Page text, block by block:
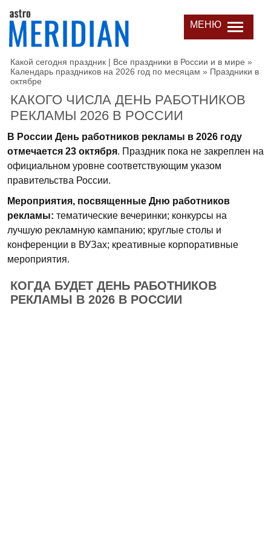
МЕНЮ
Какой сегодня праздник | Все праздники в России и в мире »
Календарь праздников на 2026 год по месяцам » Праздники в
октябре
КАКОГО ЧИСЛА ДЕНЬ РАБОТНИКОВ
РЕКЛАМЫ 2026 В РОССИИ
В России День работников рекламы в 2026 году
отмечается 23 октября. Праздник пока не закреплен на
официальном уровне соответствующим указом
правительства России.
Мероприятия, посвященные Дню работников
рекламы: тематические вечеринки; конкурсы на
лучшую рекламную кампанию; круглые столы и
конференции в ВУЗах; креативные корпоративные
мероприятия.
КОГДА БУДЕТ ДЕНЬ РАБОТНИКОВ
РЕКЛАМЫ В 2026 В РОССИИ